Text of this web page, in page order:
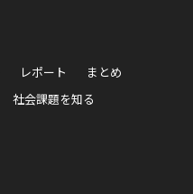
レポート
まとめ
社会課題を知る